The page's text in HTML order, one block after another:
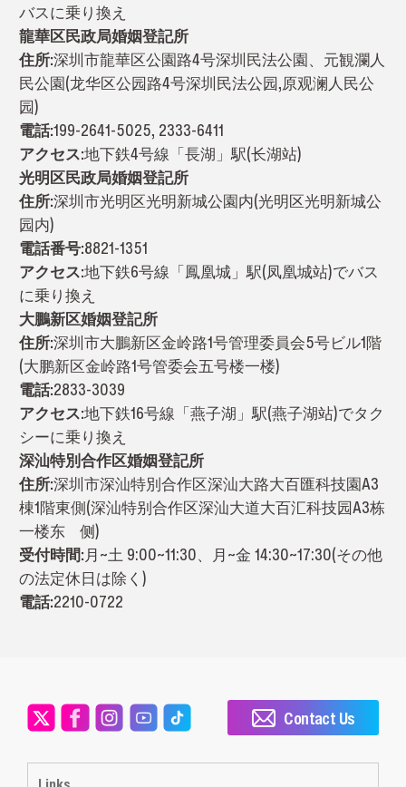
バスに乗り換え
龍華区民政局婚姻登記所
住所:深圳市龍華区公園路4号深圳民法公園、元観瀾人
民公園(龙华区公园路4号深圳民法公园,原观澜人民公
园)
電話:199-2641-5025, 2333-6411
アクセス:地下鉄4号線「長湖」駅(长湖站)
光明区民政局婚姻登記所
住所:深圳市光明区光明新城公園内(光明区光明新城公
园内)
電話番号:8821-1351
アクセス:地下鉄6号線「鳳凰城」駅(凤凰城站)でバス
に乗り換え
大鵬新区婚姻登記所
住所:深圳市大鵬新区金岭路1号管理委員会5号ビル1階
(大鹏新区金岭路1号管委会五号楼一楼)
電話:2833-3039
アクセス:地下鉄16号線「燕子湖」駅(燕子湖站)でタク
シーに乗り換え
深汕特別合作区婚姻登記所
住所:深圳市深汕特別合作区深汕大路大百匯科技園A3
棟1階東側(深汕特别合作区深汕大道大百汇科技园A3栋
一楼东 侧)
受付時間:月~土 9:00~11:30、月~金 14:30~17:30(その他
の法定休日は除く)
電話:2210-0722
Contact Us